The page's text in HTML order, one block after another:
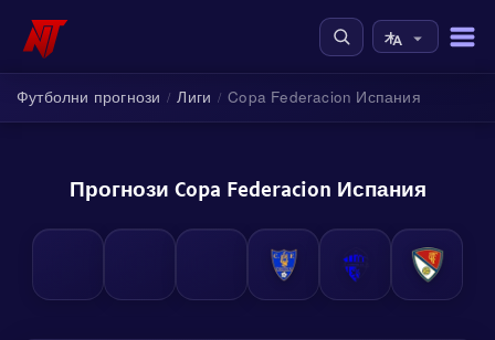
Футболни прогнози / Лиги / Copa Federacion Испания
Прогнози Copa Federacion Испания